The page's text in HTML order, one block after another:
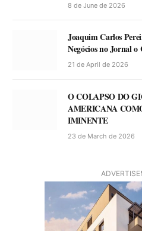
8 de June de 2026
Joaquim Carlos
Negócios no Jornal
21 de April de 2026
O COLAPSO DO
AMERICANA
IMINENTE
23 de March de 2026